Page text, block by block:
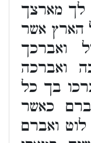
לך מארצך
הארץ אשר
ואברכך
ואברכה
בך כל
כאשר
לוט ואברם